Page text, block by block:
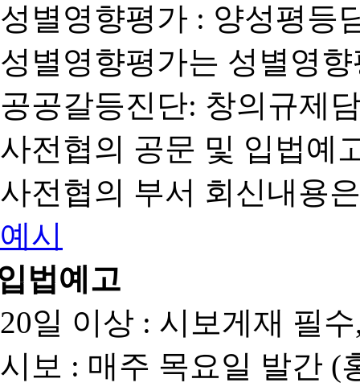
성별영향평가 : 양성평등
성별영향평가는 성별영
공공갈등진단: 창의규제
사전협의 공문 및 입법예
사전협의 부서 회신내용
예시
법예고
20일 이상 : 시보게재 필
시보 : 매주 목요일 발간 (